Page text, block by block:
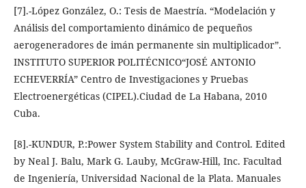
[7].-López González, O.: Tesis de Maestría. “Modelación y
Análisis del comportamiento dinámico de pequeños
aerogeneradores de imán permanente sin multiplicador”.
INSTITUTO SUPERIOR POLITÉCNICO“JOSÉ ANTONIO
ECHEVERRÍA” Centro de Investigaciones y Pruebas
Electroenergéticas (CIPEL).Ciudad de La Habana, 2010
Cuba.
[8].-KUNDUR, P.:Power System Stability and Control. Edited
by Neal J. Balu, Mark G. Lauby, McGraw-Hill, Inc. Facultad
de Ingeniería, Universidad Nacional de la Plata. Manuales